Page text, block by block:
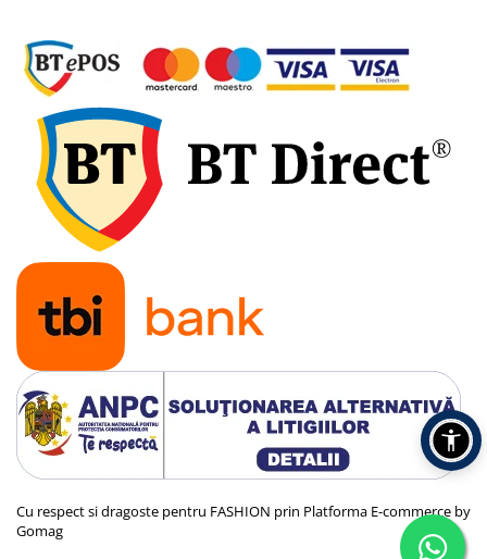
Cu respect si dragoste pentru FASHION prin Platforma E-commerce by
Gomag